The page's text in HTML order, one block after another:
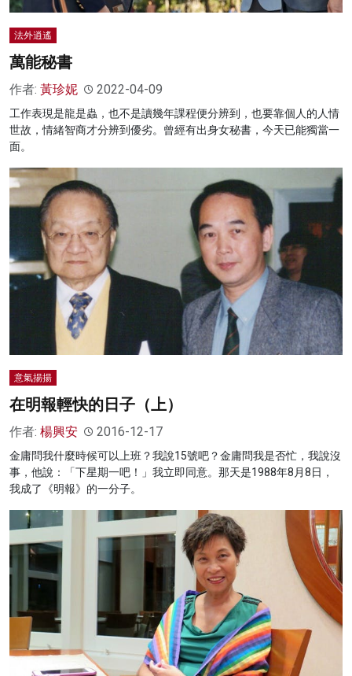
法外逍遙
萬能秘書
作者: 黃珍妮 2022-04-09
工作表現是龍是蟲，也不是讀幾年課程便分辨到，也要靠個人的人情
世故，情緒智商才分辨到優劣。曾經有出身女秘書，今天已能獨當一
面。
意氣揚揚
在明報輕快的日子（上）
作者: 楊興安 2016-12-17
金庸問我什麼時候可以上班？我說15號吧？金庸問我是否忙，我說沒
事，他說：「下星期一吧！」我立即同意。那天是1988年8月8日，
我成了《明報》的一分子。